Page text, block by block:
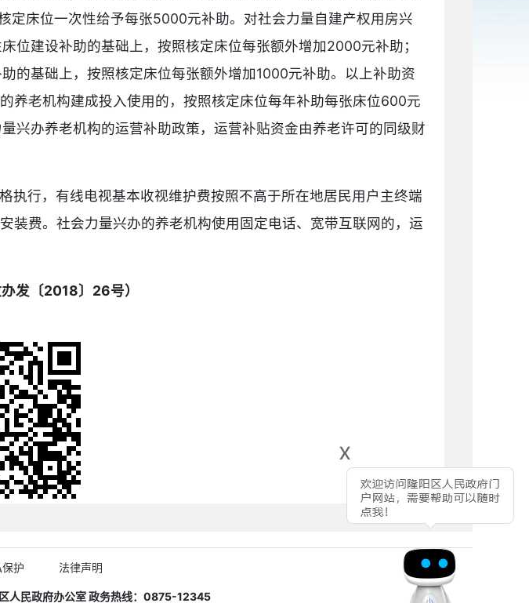
x
定床位一次性给予每张5000元补助。对社会力量自建产权用房兴
位建设补助的基础上，按照核定床位每张额外增加2000元补助；
的基础上，按照核定床位每张额外增加1000元补助。以上补助资
养老机构建成投入使用的，按照核定床位每年补助每张床位600元
兴办养老机构的运营补助政策，运营补贴资金由养老许可的同级财
执行，有线电视基本收视维护费按照不高于所在地居民用户主终端
装费。社会力量兴办的养老机构使用固定电话、宽带互联网的，运
发〔2018〕26号）
护 法律声明
人民政府办公室 政务热线：0875-12345